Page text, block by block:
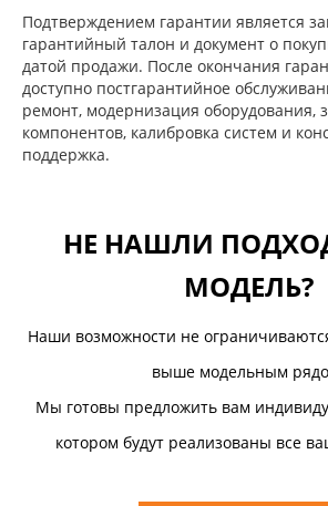
Подтверждением гарантии является
гарантийный талон и документ о
датой продажи. После окончания
доступно постгарантийное
ремонт, модернизация оборудования,
компонентов, калибровка систем и
поддержка.
НЕ НАШЛИ
МОДЕЛЬ?
Наши возможности не
выше модельным
Мы готовы предложить вам
котором будут реализованы все